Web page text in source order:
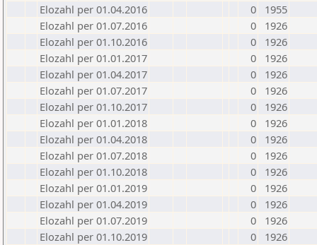
Elozahl per 01.04.2016
0
1955
Elozahl per 01.07.2016
0
1926
Elozahl per 01.10.2016
0
1926
Elozahl per 01.01.2017
0
1926
Elozahl per 01.04.2017
0
1926
Elozahl per 01.07.2017
0
1926
Elozahl per 01.10.2017
0
1926
Elozahl per 01.01.2018
0
1926
Elozahl per 01.04.2018
0
1926
Elozahl per 01.07.2018
0
1926
Elozahl per 01.10.2018
0
1926
Elozahl per 01.01.2019
0
1926
Elozahl per 01.04.2019
0
1926
Elozahl per 01.07.2019
0
1926
Elozahl per 01.10.2019
0
1926